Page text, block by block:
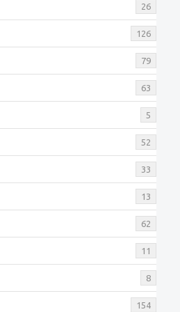
26
126
79
63
5
52
33
13
62
11
8
154